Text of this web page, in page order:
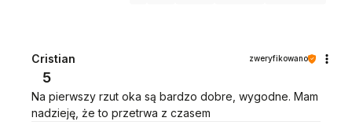
Cristian zweryfikowano
5
Na pierwszy rzut oka są bardzo dobre, wygodne. Mam
nadzieję, że to przetrwa z czasem